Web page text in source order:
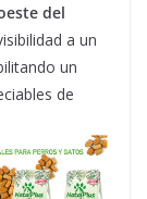
del
a un
un
de